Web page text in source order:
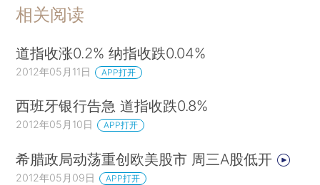
相关阅读
道指收涨0.2% 纳指收跌0.04%
2012年05月11日 APP打开
西班牙银行告急 道指收跌0.8%
2012年05月10日 APP打开
希腊政局动荡重创欧美股市 周三A股低开
2012年05月09日 APP打开